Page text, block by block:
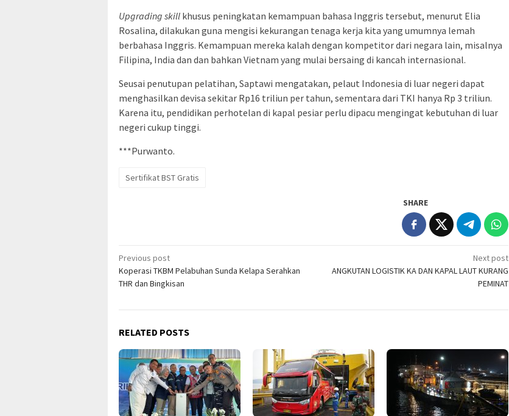
Upgrading skill khusus peningkatan kemampuan bahasa Inggris tersebut, menurut Elia
Rosalina, dilakukan guna mengisi kekurangan tenaga kerja kita yang umumnya lemah
berbahasa Inggris. Kemampuan mereka kalah dengan kompetitor dari negara lain, misalnya
Filipina, India dan dan bahkan Vietnam yang mulai bersaing di kancah internasional.
Seusai penutupan pelatihan, Saptawi mengatakan, pelaut Indonesia di luar negeri dapat
menghasilkan devisa sekitar Rp16 triliun per tahun, sementara dari TKI hanya Rp 3 triliun.
Karena itu, pendidikan perhotelan di kapal pesiar perlu dipacu mengingat kebutuhan di luar
negeri cukup tinggi.
***Purwanto.
Sertifikat BST Gratis
SHARE
Post
navigation
Previous post
Koperasi TKBM Pelabuhan Sunda Kelapa Serahkan
THR dan Bingkisan
Next post
ANGKUTAN LOGISTIK KA DAN KAPAL LAUT KURANG
PEMINAT
RELATED POSTS